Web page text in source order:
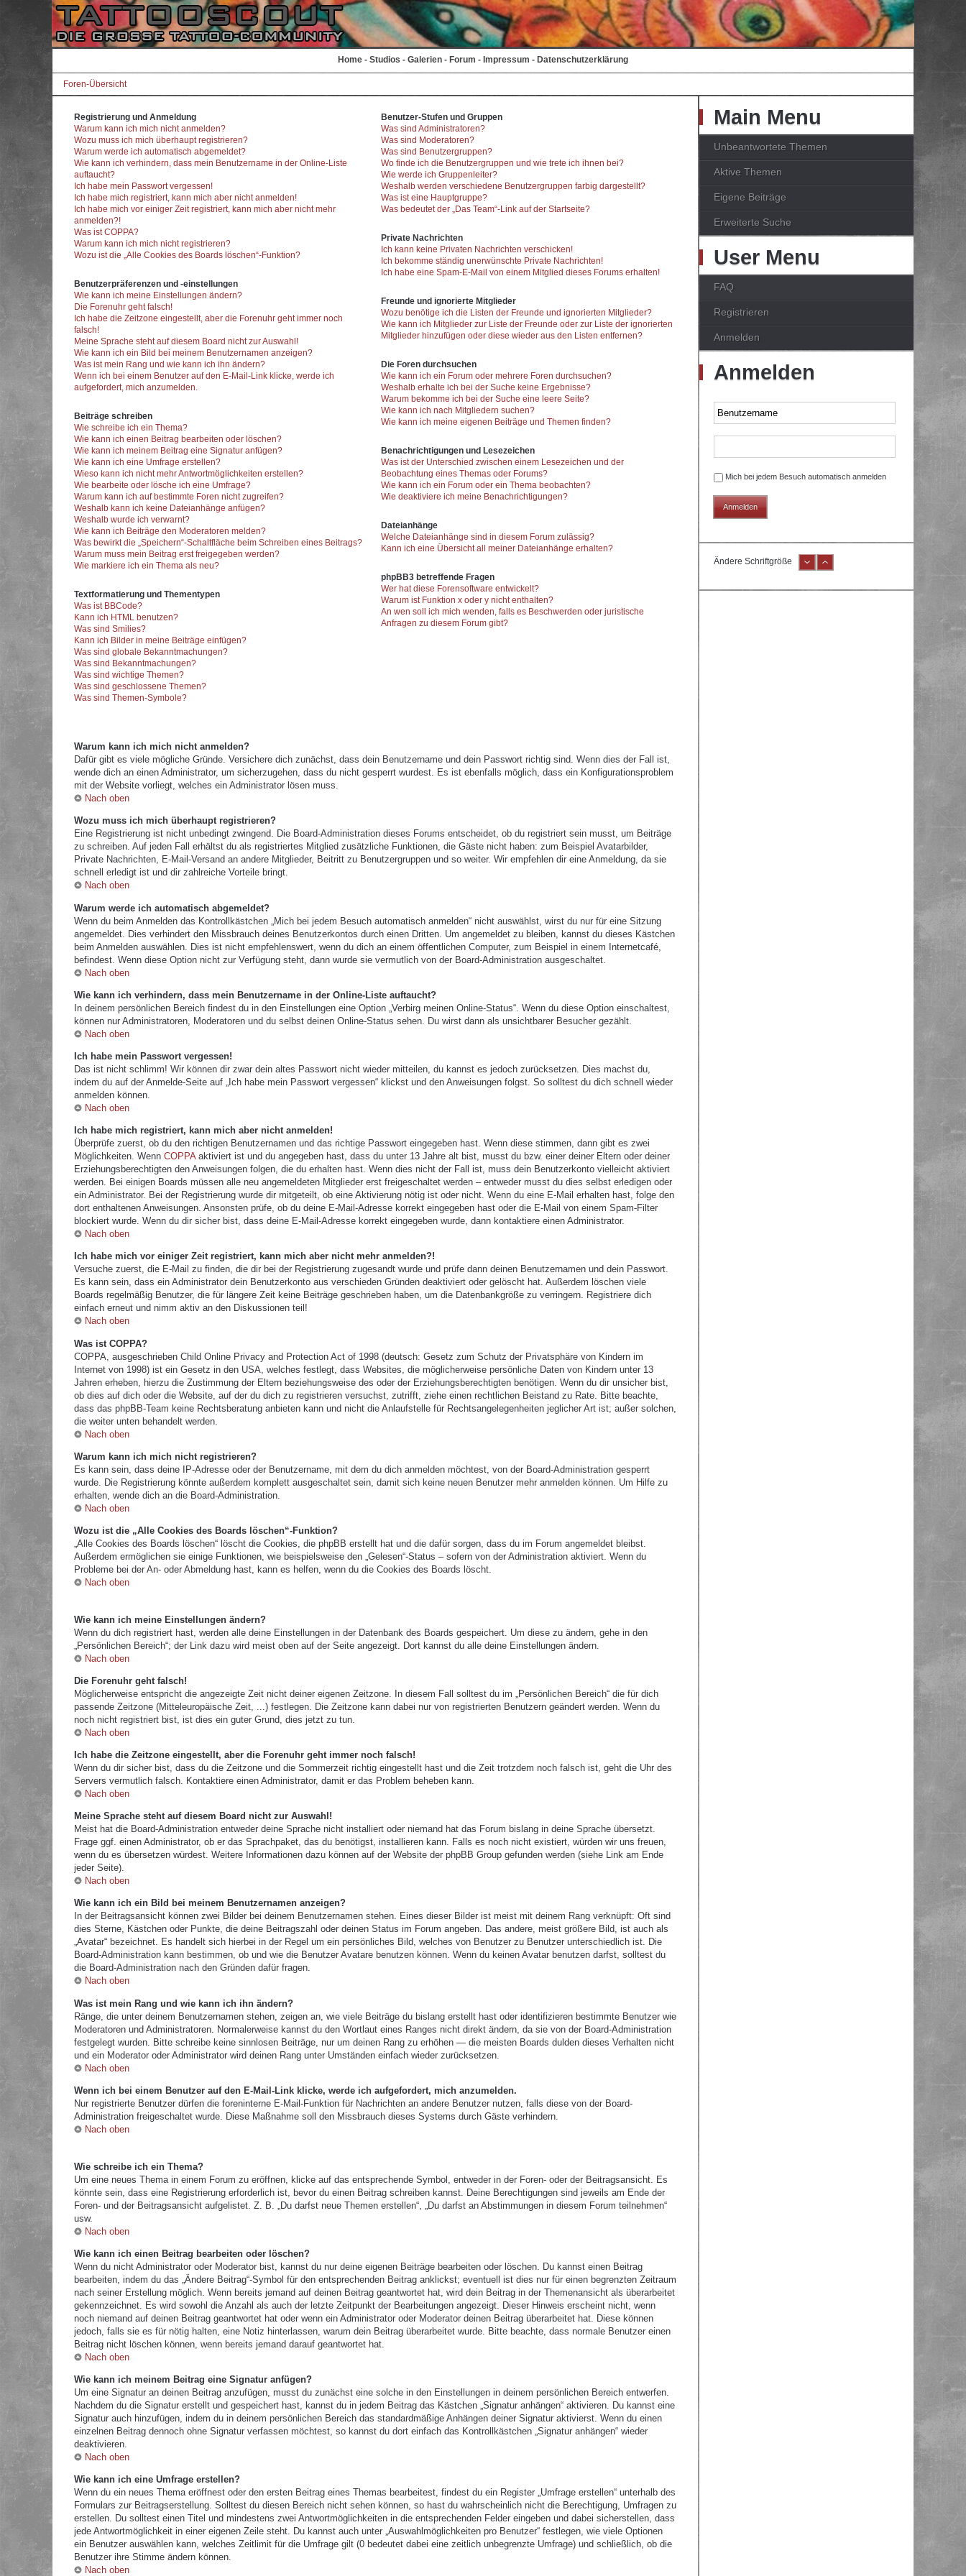
Home - Studios - Galerien - Forum - Impressum - Datenschutzerklärung
Foren-Übersicht
Registrierung und Anmeldung
Warum kann ich mich nicht anmelden?
Wozu muss ich mich überhaupt registrieren?
Warum werde ich automatisch abgemeldet?
Wie kann ich verhindern, dass mein Benutzername in der Online-Liste
auftaucht?
Ich habe mein Passwort vergessen!
Ich habe mich registriert, kann mich aber nicht anmelden!
Ich habe mich vor einiger Zeit registriert, kann mich aber nicht mehr
anmelden?!
Was ist COPPA?
Warum kann ich mich nicht registrieren?
Wozu ist die „Alle Cookies des Boards löschen“-Funktion?
Benutzerpräferenzen und -einstellungen
Wie kann ich meine Einstellungen ändern?
Die Forenuhr geht falsch!
Ich habe die Zeitzone eingestellt, aber die Forenuhr geht immer noch
falsch!
Meine Sprache steht auf diesem Board nicht zur Auswahl!
Wie kann ich ein Bild bei meinem Benutzernamen anzeigen?
Was ist mein Rang und wie kann ich ihn ändern?
Wenn ich bei einem Benutzer auf den E-Mail-Link klicke, werde ich
aufgefordert, mich anzumelden.
Beiträge schreiben
Wie schreibe ich ein Thema?
Wie kann ich einen Beitrag bearbeiten oder löschen?
Wie kann ich meinem Beitrag eine Signatur anfügen?
Wie kann ich eine Umfrage erstellen?
Wieso kann ich nicht mehr Antwortmöglichkeiten erstellen?
Wie bearbeite oder lösche ich eine Umfrage?
Warum kann ich auf bestimmte Foren nicht zugreifen?
Weshalb kann ich keine Dateianhänge anfügen?
Weshalb wurde ich verwarnt?
Wie kann ich Beiträge den Moderatoren melden?
Was bewirkt die „Speichern“-Schaltfläche beim Schreiben eines Beitrags?
Warum muss mein Beitrag erst freigegeben werden?
Wie markiere ich ein Thema als neu?
Textformatierung und Thementypen
Was ist BBCode?
Kann ich HTML benutzen?
Was sind Smilies?
Kann ich Bilder in meine Beiträge einfügen?
Was sind globale Bekanntmachungen?
Was sind Bekanntmachungen?
Was sind wichtige Themen?
Was sind geschlossene Themen?
Was sind Themen-Symbole?
Benutzer-Stufen und Gruppen
Was sind Administratoren?
Was sind Moderatoren?
Was sind Benutzergruppen?
Wo finde ich die Benutzergruppen und wie trete ich ihnen bei?
Wie werde ich Gruppenleiter?
Weshalb werden verschiedene Benutzergruppen farbig dargestellt?
Was ist eine Hauptgruppe?
Was bedeutet der „Das Team“-Link auf der Startseite?
Private Nachrichten
Ich kann keine Privaten Nachrichten verschicken!
Ich bekomme ständig unerwünschte Private Nachrichten!
Ich habe eine Spam-E-Mail von einem Mitglied dieses Forums erhalten!
Freunde und ignorierte Mitglieder
Wozu benötige ich die Listen der Freunde und ignorierten Mitglieder?
Wie kann ich Mitglieder zur Liste der Freunde oder zur Liste der ignorierten
Mitglieder hinzufügen oder diese wieder aus den Listen entfernen?
Die Foren durchsuchen
Wie kann ich ein Forum oder mehrere Foren durchsuchen?
Weshalb erhalte ich bei der Suche keine Ergebnisse?
Warum bekomme ich bei der Suche eine leere Seite?
Wie kann ich nach Mitgliedern suchen?
Wie kann ich meine eigenen Beiträge und Themen finden?
Benachrichtigungen und Lesezeichen
Was ist der Unterschied zwischen einem Lesezeichen und der
Beobachtung eines Themas oder Forums?
Wie kann ich ein Forum oder ein Thema beobachten?
Wie deaktiviere ich meine Benachrichtigungen?
Dateianhänge
Welche Dateianhänge sind in diesem Forum zulässig?
Kann ich eine Übersicht all meiner Dateianhänge erhalten?
phpBB3 betreffende Fragen
Wer hat diese Forensoftware entwickelt?
Warum ist Funktion x oder y nicht enthalten?
An wen soll ich mich wenden, falls es Beschwerden oder juristische
Anfragen zu diesem Forum gibt?
Warum kann ich mich nicht anmelden?
Dafür gibt es viele mögliche Gründe. Versichere dich zunächst, dass dein Benutzername und dein Passwort richtig sind. Wenn dies der Fall ist,
wende dich an einen Administrator, um sicherzugehen, dass du nicht gesperrt wurdest. Es ist ebenfalls möglich, dass ein Konfigurationsproblem
mit der Website vorliegt, welches ein Administrator lösen muss.
Nach oben
Wozu muss ich mich überhaupt registrieren?
Eine Registrierung ist nicht unbedingt zwingend. Die Board-Administration dieses Forums entscheidet, ob du registriert sein musst, um Beiträge
zu schreiben. Auf jeden Fall erhältst du als registriertes Mitglied zusätzliche Funktionen, die Gäste nicht haben: zum Beispiel Avatarbilder,
Private Nachrichten, E-Mail-Versand an andere Mitglieder, Beitritt zu Benutzergruppen und so weiter. Wir empfehlen dir eine Anmeldung, da sie
schnell erledigt ist und dir zahlreiche Vorteile bringt.
Nach oben
Warum werde ich automatisch abgemeldet?
Wenn du beim Anmelden das Kontrollkästchen „Mich bei jedem Besuch automatisch anmelden“ nicht auswählst, wirst du nur für eine Sitzung
angemeldet. Dies verhindert den Missbrauch deines Benutzerkontos durch einen Dritten. Um angemeldet zu bleiben, kannst du dieses Kästchen
beim Anmelden auswählen. Dies ist nicht empfehlenswert, wenn du dich an einem öffentlichen Computer, zum Beispiel in einem Internetcafé,
befindest. Wenn diese Option nicht zur Verfügung steht, dann wurde sie vermutlich von der Board-Administration ausgeschaltet.
Nach oben
Wie kann ich verhindern, dass mein Benutzername in der Online-Liste auftaucht?
In deinem persönlichen Bereich findest du in den Einstellungen eine Option „Verbirg meinen Online-Status“. Wenn du diese Option einschaltest,
können nur Administratoren, Moderatoren und du selbst deinen Online-Status sehen. Du wirst dann als unsichtbarer Besucher gezählt.
Nach oben
Ich habe mein Passwort vergessen!
Das ist nicht schlimm! Wir können dir zwar dein altes Passwort nicht wieder mitteilen, du kannst es jedoch zurücksetzen. Dies machst du,
indem du auf der Anmelde-Seite auf „Ich habe mein Passwort vergessen“ klickst und den Anweisungen folgst. So solltest du dich schnell wieder
anmelden können.
Nach oben
Ich habe mich registriert, kann mich aber nicht anmelden!
Überprüfe zuerst, ob du den richtigen Benutzernamen und das richtige Passwort eingegeben hast. Wenn diese stimmen, dann gibt es zwei
Möglichkeiten. Wenn COPPAaktiviert ist und du angegeben hast, dass du unter 13 Jahre alt bist, musst du bzw. einer deiner Eltern oder deiner
Erziehungsberechtigten den Anweisungen folgen, die du erhalten hast. Wenn dies nicht der Fall ist, muss dein Benutzerkonto vielleicht aktiviert
werden. Bei einigen Boards müssen alle neu angemeldeten Mitglieder erst freigeschaltet werden – entweder musst du dies selbst erledigen oder
ein Administrator. Bei der Registrierung wurde dir mitgeteilt, ob eine Aktivierung nötig ist oder nicht. Wenn du eine E-Mail erhalten hast, folge den
dort enthaltenen Anweisungen. Ansonsten prüfe, ob du deine E-Mail-Adresse korrekt eingegeben hast oder die E-Mail von einem Spam-Filter
blockiert wurde. Wenn du dir sicher bist, dass deine E-Mail-Adresse korrekt eingegeben wurde, dann kontaktiere einen Administrator.
Nach oben
Ich habe mich vor einiger Zeit registriert, kann mich aber nicht mehr anmelden?!
Versuche zuerst, die E-Mail zu finden, die dir bei der Registrierung zugesandt wurde und prüfe dann deinen Benutzernamen und dein Passwort.
Es kann sein, dass ein Administrator dein Benutzerkonto aus verschieden Gründen deaktiviert oder gelöscht hat. Außerdem löschen viele
Boards regelmäßig Benutzer, die für längere Zeit keine Beiträge geschrieben haben, um die Datenbankgröße zu verringern. Registriere dich
einfach erneut und nimm aktiv an den Diskussionen teil!
Nach oben
Was ist COPPA?
COPPA, ausgeschrieben Child Online Privacy and Protection Act of 1998 (deutsch: Gesetz zum Schutz der Privatsphäre von Kindern im
Internet von 1998) ist ein Gesetz in den USA, welches festlegt, dass Websites, die möglicherweise persönliche Daten von Kindern unter 13
Jahren erheben, hierzu die Zustimmung der Eltern beziehungsweise des oder der Erziehungsberechtigten benötigen. Wenn du dir unsicher bist,
ob dies auf dich oder die Website, auf der du dich zu registrieren versuchst, zutrifft, ziehe einen rechtlichen Beistand zu Rate. Bitte beachte,
dass das phpBB-Team keine Rechtsberatung anbieten kann und nicht die Anlaufstelle für Rechtsangelegenheiten jeglicher Art ist; außer solchen,
die weiter unten behandelt werden.
Nach oben
Warum kann ich mich nicht registrieren?
Es kann sein, dass deine IP-Adresse oder der Benutzername, mit dem du dich anmelden möchtest, von der Board-Administration gesperrt
wurde. Die Registrierung könnte außerdem komplett ausgeschaltet sein, damit sich keine neuen Benutzer mehr anmelden können. Um Hilfe zu
erhalten, wende dich an die Board-Administration.
Nach oben
Wozu ist die „Alle Cookies des Boards löschen“-Funktion?
„Alle Cookies des Boards löschen“ löscht die Cookies, die phpBB erstellt hat und die dafür sorgen, dass du im Forum angemeldet bleibst.
Außerdem ermöglichen sie einige Funktionen, wie beispielsweise den „Gelesen“-Status – sofern von der Administration aktiviert. Wenn du
Probleme bei der An- oder Abmeldung hast, kann es helfen, wenn du die Cookies des Boards löscht.
Nach oben
Wie kann ich meine Einstellungen ändern?
Wenn du dich registriert hast, werden alle deine Einstellungen in der Datenbank des Boards gespeichert. Um diese zu ändern, gehe in den
„Persönlichen Bereich“; der Link dazu wird meist oben auf der Seite angezeigt. Dort kannst du alle deine Einstellungen ändern.
Nach oben
Die Forenuhr geht falsch!
Möglicherweise entspricht die angezeigte Zeit nicht deiner eigenen Zeitzone. In diesem Fall solltest du im „Persönlichen Bereich“ die für dich
passende Zeitzone (Mitteleuropäische Zeit, ...) festlegen. Die Zeitzone kann dabei nur von registrierten Benutzern geändert werden. Wenn du
noch nicht registriert bist, ist dies ein guter Grund, dies jetzt zu tun.
Nach oben
Ich habe die Zeitzone eingestellt, aber die Forenuhr geht immer noch falsch!
Wenn du dir sicher bist, dass du die Zeitzone und die Sommerzeit richtig eingestellt hast und die Zeit trotzdem noch falsch ist, geht die Uhr des
Servers vermutlich falsch. Kontaktiere einen Administrator, damit er das Problem beheben kann.
Nach oben
Meine Sprache steht auf diesem Board nicht zur Auswahl!
Meist hat die Board-Administration entweder deine Sprache nicht installiert oder niemand hat das Forum bislang in deine Sprache übersetzt.
Frage ggf. einen Administrator, ob er das Sprachpaket, das du benötigst, installieren kann. Falls es noch nicht existiert, würden wir uns freuen,
wenn du es übersetzen würdest. Weitere Informationen dazu können auf der Website der phpBB Group gefunden werden (siehe Link am Ende
jeder Seite).
Nach oben
Wie kann ich ein Bild bei meinem Benutzernamen anzeigen?
In der Beitragsansicht können zwei Bilder bei deinem Benutzernamen stehen. Eines dieser Bilder ist meist mit deinem Rang verknüpft: Oft sind
dies Sterne, Kästchen oder Punkte, die deine Beitragszahl oder deinen Status im Forum angeben. Das andere, meist größere Bild, ist auch als
„Avatar“ bezeichnet. Es handelt sich hierbei in der Regel um ein persönliches Bild, welches von Benutzer zu Benutzer unterschiedlich ist. Die
Board-Administration kann bestimmen, ob und wie die Benutzer Avatare benutzen können. Wenn du keinen Avatar benutzen darfst, solltest du
die Board-Administration nach den Gründen dafür fragen.
Nach oben
Was ist mein Rang und wie kann ich ihn ändern?
Ränge, die unter deinem Benutzernamen stehen, zeigen an, wie viele Beiträge du bislang erstellt hast oder identifizieren bestimmte Benutzer wie
Moderatoren und Administratoren. Normalerweise kannst du den Wortlaut eines Ranges nicht direkt ändern, da sie von der Board-Administration
festgelegt wurden. Bitte schreibe keine sinnlosen Beiträge, nur um deinen Rang zu erhöhen — die meisten Boards dulden dieses Verhalten nicht
und ein Moderator oder Administrator wird deinen Rang unter Umständen einfach wieder zurücksetzen.
Nach oben
Wenn ich bei einem Benutzer auf den E-Mail-Link klicke, werde ich aufgefordert, mich anzumelden.
Nur registrierte Benutzer dürfen die foreninterne E-Mail-Funktion für Nachrichten an andere Benutzer nutzen, falls diese von der Board-
Administration freigeschaltet wurde. Diese Maßnahme soll den Missbrauch dieses Systems durch Gäste verhindern.
Nach oben
Wie schreibe ich ein Thema?
Um eine neues Thema in einem Forum zu eröffnen, klicke auf das entsprechende Symbol, entweder in der Foren- oder der Beitragsansicht. Es
könnte sein, dass eine Registrierung erforderlich ist, bevor du einen Beitrag schreiben kannst. Deine Berechtigungen sind jeweils am Ende der
Foren- und der Beitragsansicht aufgelistet. Z. B. „Du darfst neue Themen erstellen“, „Du darfst an Abstimmungen in diesem Forum teilnehmen“
usw.
Nach oben
Wie kann ich einen Beitrag bearbeiten oder löschen?
Wenn du nicht Administrator oder Moderator bist, kannst du nur deine eigenen Beiträge bearbeiten oder löschen. Du kannst einen Beitrag
bearbeiten, indem du das „Ändere Beitrag“-Symbol für den entsprechenden Beitrag anklickst; eventuell ist dies nur für einen begrenzten Zeitraum
nach seiner Erstellung möglich. Wenn bereits jemand auf deinen Beitrag geantwortet hat, wird dein Beitrag in der Themenansicht als überarbeitet
gekennzeichnet. Es wird sowohl die Anzahl als auch der letzte Zeitpunkt der Bearbeitungen angezeigt. Dieser Hinweis erscheint nicht, wenn
noch niemand auf deinen Beitrag geantwortet hat oder wenn ein Administrator oder Moderator deinen Beitrag überarbeitet hat. Diese können
jedoch, falls sie es für nötig halten, eine Notiz hinterlassen, warum dein Beitrag überarbeitet wurde. Bitte beachte, dass normale Benutzer einen
Beitrag nicht löschen können, wenn bereits jemand darauf geantwortet hat.
Nach oben
Wie kann ich meinem Beitrag eine Signatur anfügen?
Um eine Signatur an deinen Beitrag anzufügen, musst du zunächst eine solche in den Einstellungen in deinem persönlichen Bereich entwerfen.
Nachdem du die Signatur erstellt und gespeichert hast, kannst du in jedem Beitrag das Kästchen „Signatur anhängen“ aktivieren. Du kannst eine
Signatur auch hinzufügen, indem du in deinem persönlichen Bereich das standardmäßige Anhängen deiner Signatur aktivierst. Wenn du einen
einzelnen Beitrag dennoch ohne Signatur verfassen möchtest, so kannst du dort einfach das Kontrollkästchen „Signatur anhängen“ wieder
deaktivieren.
Nach oben
Wie kann ich eine Umfrage erstellen?
Wenn du ein neues Thema eröffnest oder den ersten Beitrag eines Themas bearbeitest, findest du ein Register „Umfrage erstellen“ unterhalb des
Formulars zur Beitragserstellung. Solltest du diesen Bereich nicht sehen können, so hast du wahrscheinlich nicht die Berechtigung, Umfragen zu
erstellen. Du solltest einen Titel und mindestens zwei Antwortmöglichkeiten in die entsprechenden Felder eingeben und dabei sicherstellen, dass
jede Antwortmöglichkeit in einer eigenen Zeile steht. Du kannst auch unter „Auswahlmöglichkeiten pro Benutzer“ festlegen, wie viele Optionen
ein Benutzer auswählen kann, welches Zeitlimit für die Umfrage gilt (0 bedeutet dabei eine zeitlich unbegrenzte Umfrage) und schließlich, ob die
Benutzer ihre Stimme ändern können.
Nach oben
Main Menu
Unbeantwortete Themen
Aktive Themen
Eigene Beiträge
Erweiterte Suche
User Menu
FAQ
Registrieren
Anmelden
Anmelden
Mich bei jedem Besuch automatisch anmelden
Ändere Schriftgröße